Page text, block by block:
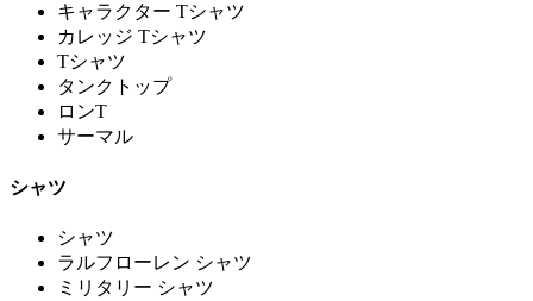
キャラクター Tシャツ
カレッジ Tシャツ
Tシャツ
タンクトップ
ロンT
サーマル
シャツ
シャツ
ラルフローレン シャツ
ミリタリー シャツ